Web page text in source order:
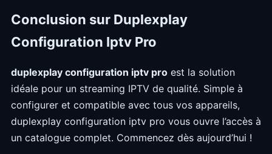
Conclusion sur Duplexplay
Configuration Iptv Pro
duplexplay configuration iptv pro est la solution
idéale pour un streaming IPTV de qualité. Simple à
configurer et compatible avec tous vos appareils,
duplexplay configuration iptv pro vous ouvre l’accès à
un catalogue complet. Commencez dès aujourd’hui !